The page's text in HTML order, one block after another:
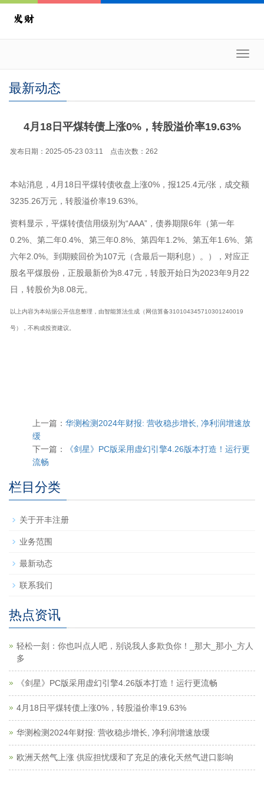
最新动态
4月18日平煤转债上涨0%，转股溢价率19.63%
发布日期：2025-05-23 03:11 点击次数：262
本站消息，4月18日平煤转债收盘上涨0%，报125.4元/张，成交额
3235.26万元，转股溢价率19.63%。
资料显示，平煤转债信用级别为“AAA”，债券期限6年（第一年
0.2%、第二年0.4%、第三年0.8%、第四年1.2%、第五年1.6%、第
六年2.0%。到期赎回价为107元（含最后一期利息）。），对应正
股名平煤股份，正股最新价为8.47元，转股开始日为2023年9月22
日，转股价为8.08元。
以上内容为本站据公开信息整理，由智能算法生成（网信算备310104345710301240019
号），不构成投资建议。
上一篇： 华测检测2024年财报: 营收稳步增长, 净利润增速放
缓
下一篇：
《剑星》PC版采用虚幻引擎4.26版本打造！运行更
流畅
栏目分类
关于开丰注册
业务范围
最新动态
联系我们
热点资讯
轻松一刻：你也叫点人吧，别说我人多欺负你！_那大_那小_方人
多
《剑星》PC版采用虚幻引擎4.26版本打造！运行更流畅
4月18日平煤转债上涨0%，转股溢价率19.63%
华测检测2024年财报: 营收稳步增长, 净利润增速放缓
欧洲天然气上涨 供应担忧缓和了充足的液化天然气进口影响